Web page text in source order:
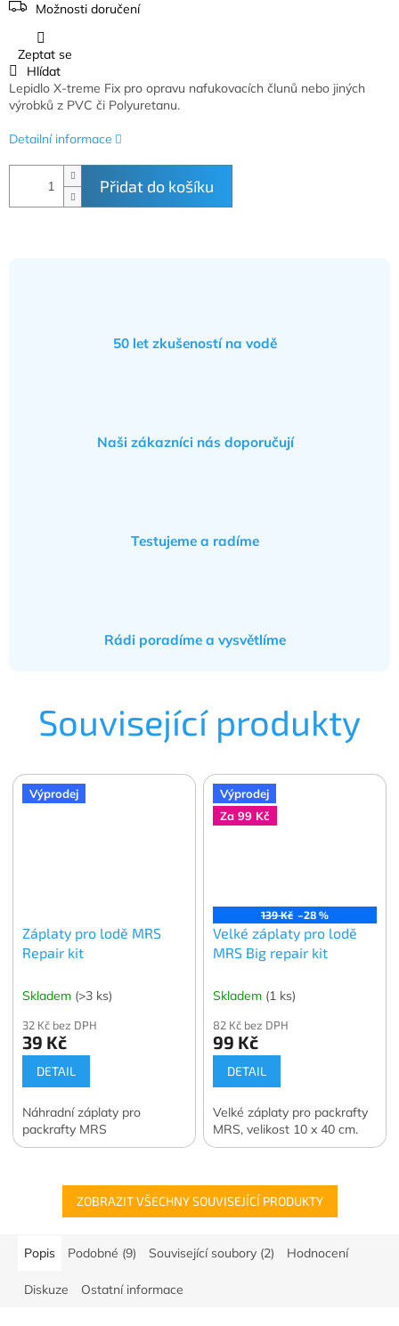
Možnosti doručení
Přidat do košíku
Lepidlo X-treme Fix pro opravu nafukovacích člunů nebo jiných
výrobků z PVC či Polyuretanu.
Detailní informace
Zeptat se
Hlídat
50 let zkušeností na vodě
Naši zákazníci nás doporučují
Testujeme a radíme
Rádi poradíme a vysvětlíme
Související produkty
Výprodej
Záplaty pro lodě MRS
Repair kit
Skladem (>3 ks)
32 Kč bez DPH
39 Kč
DETAIL
Náhradní záplaty pro
packrafty MRS
Výprodej
Za 99 Kč
139 Kč –28 %
Velké záplaty pro lodě
MRS Big repair kit
Skladem (1 ks)
82 Kč bez DPH
99 Kč
DETAIL
Velké záplaty pro packrafty
MRS, velikost 10 x 40 cm.
ZOBRAZIT VŠECHNY SOUVISEJÍCÍ PRODUKTY
Popis Podobné (9) Související soubory (2) Hodnocení
Diskuze Ostatní informace